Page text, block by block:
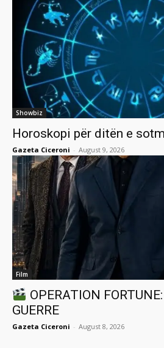
Showbiz
Horoskopi për ditën e
Gazeta Ciceroni - August 9, 2026
Film
OPERATION
GUERRE
Gazeta Ciceroni - August 8, 2026